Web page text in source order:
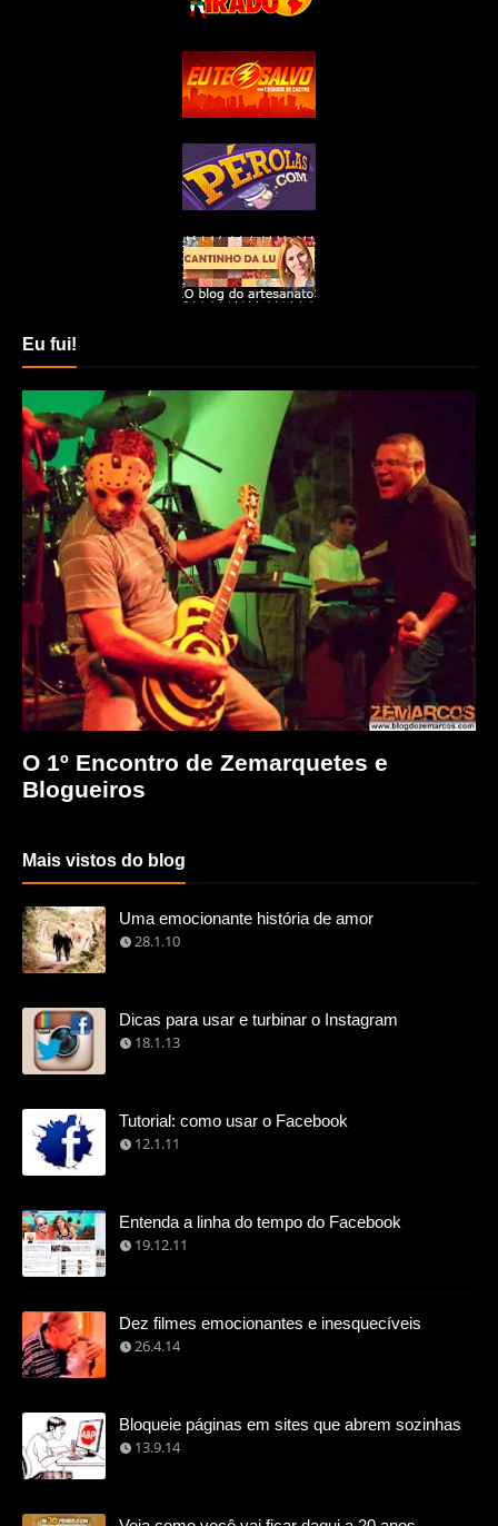
Eu fui!
O 1º Encontro de Zemarquetes e
Blogueiros
Mais vistos do blog
Uma emocionante história de amor
28.1.10
Dicas para usar e turbinar o Instagram
18.1.13
Tutorial: como usar o Facebook
12.1.11
Entenda a linha do tempo do Facebook
19.12.11
Dez filmes emocionantes e inesquecíveis
26.4.14
Bloqueie páginas em sites que abrem sozinhas
13.9.14